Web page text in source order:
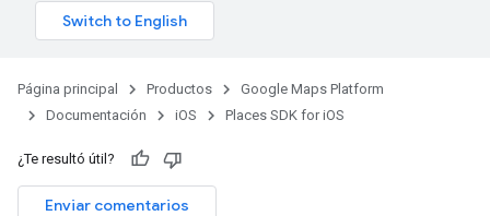
Página principal Productos
Google Maps Platform
Documentación
iOS Places SDK for iOS
¿Te resultó útil?
Enviar comentarios